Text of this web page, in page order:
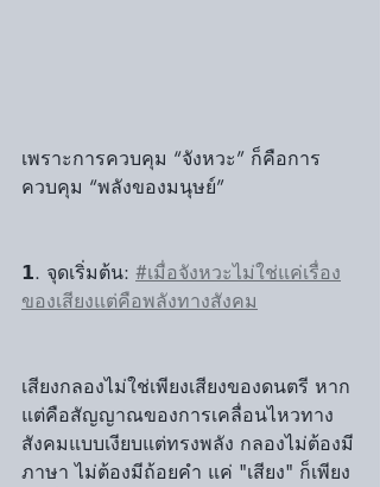
เพราะการควบคุม “จังหวะ” ก็คือการ
ควบคุม “พลังของมนุษย์”
𝟭. จุดเริ่มต้น: #เมื่อจังหวะไม่ใช่แค่เรื่อง
ของเสียงแต่คือพลังทางสังคม
เสียงกลองไม่ใช่เพียงเสียงของดนตรี หาก
แต่คือสัญญาณของการเคลื่อนไหวทาง
สังคมแบบเงียบแต่ทรงพลัง กลองไม่ต้องมี
ภาษา ไม่ต้องมีถ้อยคำ แค่ "เสียง" ก็เพียง